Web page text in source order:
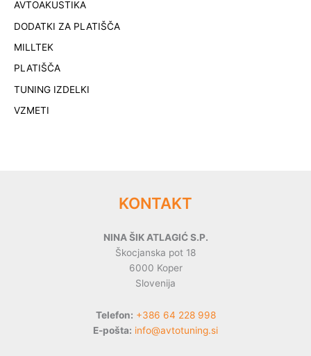
AVTOAKUSTIKA
DODATKI ZA PLATIŠČA
MILLTEK
PLATIŠČA
TUNING IZDELKI
VZMETI
KONTAKT
NINA ŠIK ATLAGIĆ S.P.
Škocjanska pot 18
6000 Koper
Slovenija
Telefon: +386 64 228 998
E-pošta: info@avtotuning.si